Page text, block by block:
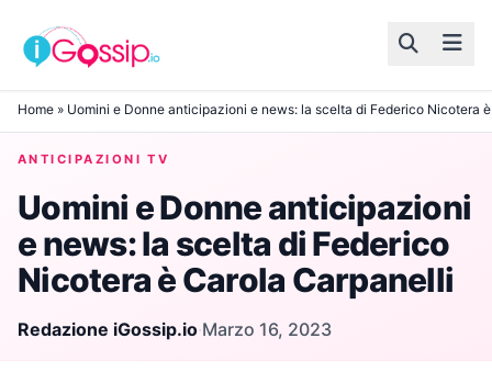
Skip to content
Home » Uomini e Donne anticipazioni e news: la scelta di Federico Nicotera
ANTICIPAZIONI TV
Uomini e Donne anticipazioni
e news: la scelta di Federico
Nicotera è Carola Carpanelli
Redazione iGossip.io·Marzo 16, 2023